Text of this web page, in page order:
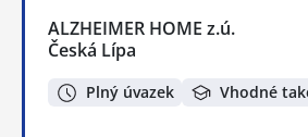
ALZHEIMER HOME z.ú.
Česká Lípa
Plný úvazek Vhodné